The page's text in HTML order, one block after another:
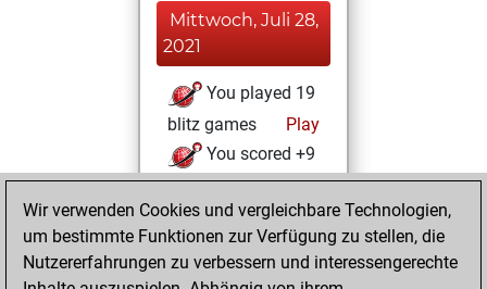
Mittwoch, Juli 28,
2021
You played 19
blitz games
Play
You scored +9
=0 -10 in blitz
You played 3
slow games
Wir verwenden Cookies und vergleichbare Technologien,
um bestimmte Funktionen zur Verfügung zu stellen, die
Nutzererfahrungen zu verbessern und interessengerechte